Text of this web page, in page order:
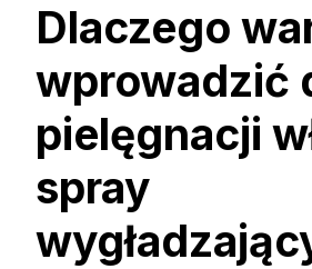
Dlaczego
wprowadzić
pielęgnacji
spray